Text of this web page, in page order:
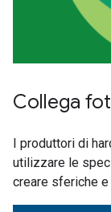
Collega
I produttori di
utilizzare le
creare sferiche